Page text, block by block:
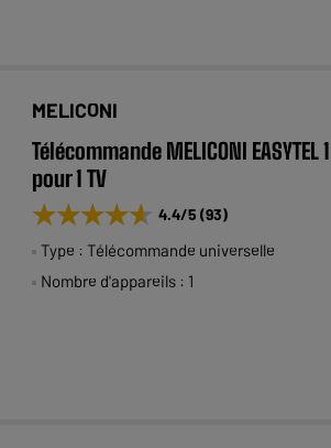
MELICONI
Télécommande MELICONI EASYTEL 1
pour 1 TV
★★★★★
★★★★★ 4.4/5 (93)
Type : Télécommande universelle
Nombre d'appareils : 1